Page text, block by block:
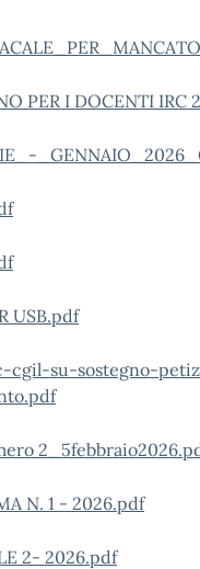
PER I DOCENTI IRC
USB.pdf
cgil-su-sostegno-
N. 1 - 2026.pdf
2- 2026.pdf